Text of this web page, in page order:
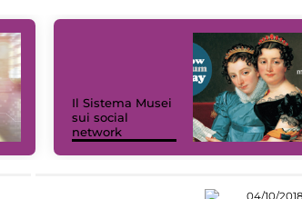
Il Sistema Musei
sui social
network